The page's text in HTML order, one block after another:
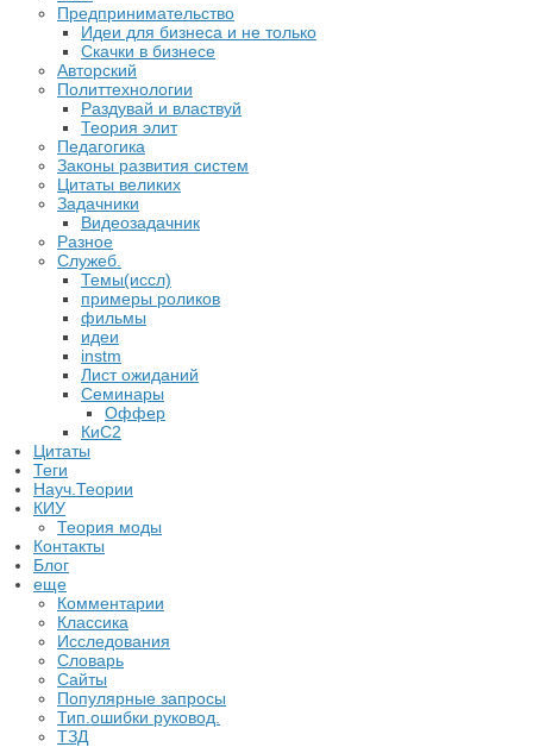
Предпринимательство
Идеи для бизнеса и не только
Скачки в бизнесе
Авторский
Политтехнологии
Раздувай и властвуй
Теория элит
​Педагогика
Законы развития систем
Цитаты великих
Задачники
Видеозадачник
Разное
Служеб.
Темы(иссл)
примеры роликов
фильмы
идеи
instm
Лист ожиданий
Семинары
Оффер
КиС2
Цитаты
Теги
Науч.Теории
КИУ
Теория моды
Контакты
Блог
еще
Комментарии
Классика
Исследования
Словарь
Сайты
Популярные запросы
Тип.ошибки руковод.
ТЗД